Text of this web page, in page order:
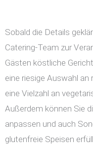
Sobald die Details
Catering-Team zur
Gästen köstliche
eine riesige Auswahl
eine Vielzahl an
Außerdem können Sie
anpassen und auch
glutenfreie Speisen